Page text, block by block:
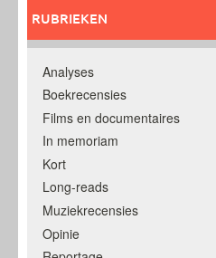
RUBRIEKEN
Analyses
Boekrecensies
Films en documentaires
In memoriam
Kort
Long-reads
Muziekrecensies
Opinie